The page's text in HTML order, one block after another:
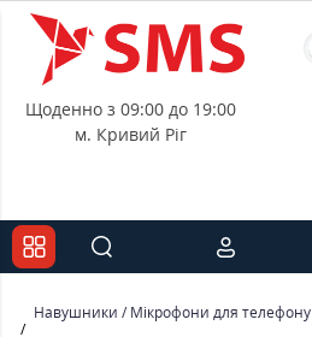
Щоденно з 09:00 до 19:00
м. Кривий Ріг
Навушники / Мікрофони для телефону